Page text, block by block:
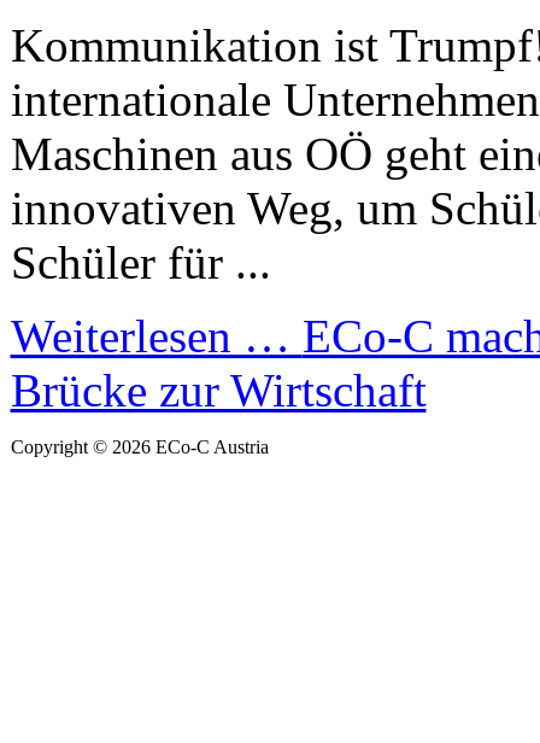
Kommunikation ist
internationale
Maschinen aus OÖ geht
innovativen Weg, um
Schüler für ...
Weiterlesen … ECo-C
Brücke zur Wirtschaft
Copyright © 2026 ECo-C Austria